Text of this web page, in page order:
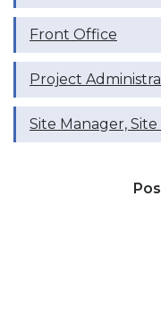
Front Office
Project
Site Manager,